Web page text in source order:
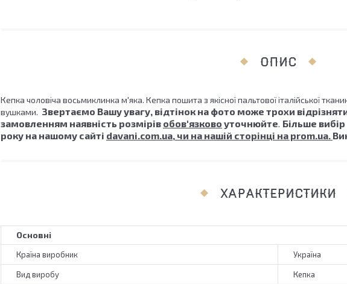
ОПИС
Кепка чоловіча восьмиклинка м'яка. Кепка пошита з якісної пальтової італійської
вушками. Звертаємо Вашу увагу, відтінок на фото може трохи
замовленням наявність розмірів обов'язково уточнюйте. Більше
року на нашому сайті davani.com.ua, чи на нашій сторінці на prom.ua.
ХАРАКТЕРИСТИКИ
Основні
Країна виробник Україна
Вид виробу Кепка